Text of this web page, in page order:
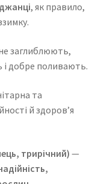
, як правило,
заглиблюють,
і добре поливають.
та
й здоров’я
трирічний) —